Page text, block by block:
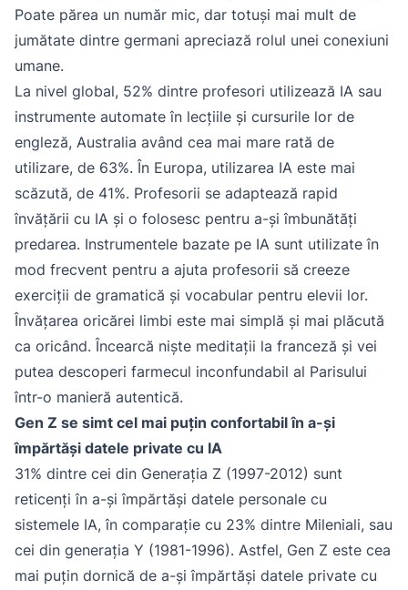
Poate părea un număr mic, dar totuși mai mult de
jumătate dintre germani apreciază rolul unei conexiuni
umane.
La nivel global, 52% dintre profesori utilizează IA sau
instrumente automate în lecțiile și cursurile lor de
engleză, Australia având cea mai mare rată de
utilizare, de 63%. În Europa, utilizarea IA este mai
scăzută, de 41%. Profesorii se adaptează rapid
învățării cu IA și o folosesc pentru a-și îmbunătăți
predarea. Instrumentele bazate pe IA sunt utilizate în
mod frecvent pentru a ajuta profesorii să creeze
exerciții de gramatică și vocabular pentru elevii lor.
Învățarea oricărei limbi este mai simplă și mai plăcută
ca oricând. Încearcă niște meditații la franceză și vei
putea descoperi farmecul inconfundabil al Parisului
într-o manieră autentică.
Gen Z se simt cel mai puțin confortabil în a-și
împărtăși datele private cu IA
31% dintre cei din Generația Z (1997-2012) sunt
reticenți în a-și împărtăși datele personale cu
sistemele IA, în comparație cu 23% dintre Mileniali, sau
cei din generația Y (1981-1996). Astfel, Gen Z este cea
mai puțin dornică de a-și împărtăși datele private cu